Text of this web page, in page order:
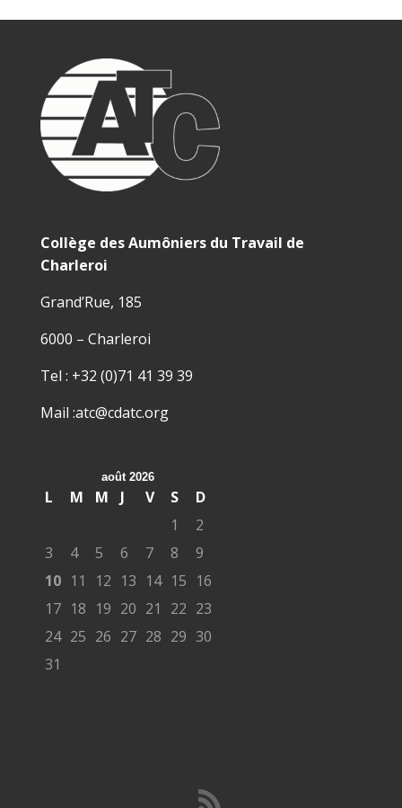
Collège des Aumôniers du Travail de
Charleroi
Grand’Rue, 185
6000 – Charleroi
Tel : +32 (0)71 41 39 39
Mail :atc@cdatc.org
août 2026
L M M J V S
D
1
2
3
4 5 6 7 8
9
10 11 12 13 14 15 16
17 18 19 20 21 22 23
24 25 26 27 28 29 30
31